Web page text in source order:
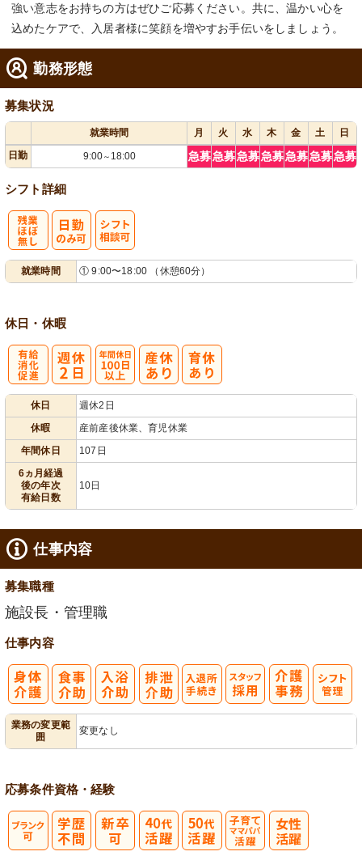
強い意志をお持ちの方はぜひご応募ください。共に、温かい心を
込めたケアで、入居者様に笑顔を増やすお手伝いをしましょう。
勤務形態
募集状況
就業時間 月 火 水 木 金 土
日
日勤
9:00～ 18:00 急募急募急募急募急募急募急募
シフト詳細
就業時間 ① 9:00〜18:00 （休憩60分）
休日・休暇
休日
週休2日
休暇
産前産後休業、育児休業
年間休日
107日
6ヵ月経過
後の年次
有給日数
10日
仕事内容
募集職種
施設長・管理職
仕事内容
業務の変更範
囲
変更なし
応募条件資格・経験